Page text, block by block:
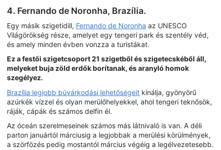
4. Fernando de Noronha, Brazília.
Egy másik szigetidill, Fernando de Noronha az UNESCO
Világörökség része, amelyet egy tengeri park és szentély véd,
és amely minden évben vonzza a turistákat.
Ez a festői szigetcsoport 21 szigetből és szigetecskéből áll,
melyeket buja zöld erdők borítanak, és aranyló homok
szegélyez.
Brazília legjobb búvárkodási lehetőségeit kínálja, gyönyörű
azúrkék vízzel és olyan merülőhelyekkel, ahol tengeri teknősök,
ráják, cápák és számos delfin él.
Az óceán szerelmeseinek számos más látnivaló is van. A déli
parton januártól márciusig a legjobbak a merülési körülmények,
a szörfözés pedig mostantól március végéig a legélvezetesebb.